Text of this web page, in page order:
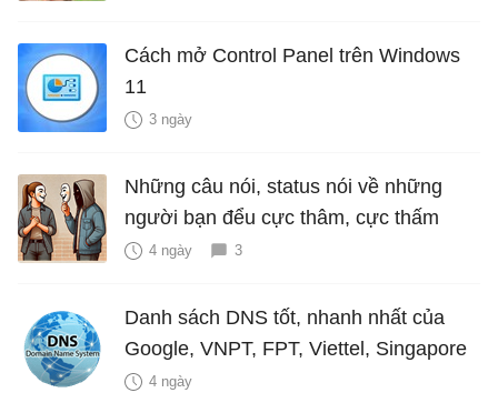
Cách mở Control Panel trên Windows
11
3 ngày
Những câu nói, status nói về những
người bạn đểu cực thâm, cực thấm
4 ngày 3
Danh sách DNS tốt, nhanh nhất của
Google, VNPT, FPT, Viettel, Singapore
4 ngày